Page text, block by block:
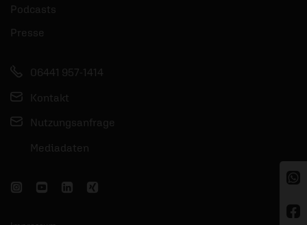
Podcasts
Presse
06441 957-1414
Kontakt
Nutzungsanfrage
Mediadaten